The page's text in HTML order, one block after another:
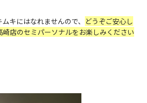
キにはなれませんので、 どうぞご安心し
店のセミパーソナルをお楽しみください